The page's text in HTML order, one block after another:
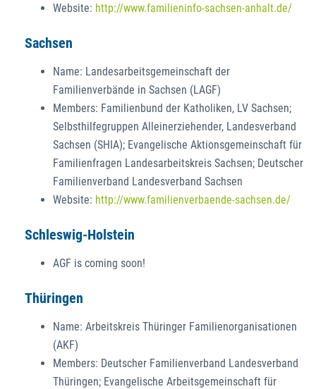
Website: http://www.familieninfo-sachsen-anhalt.de/
Sachsen
Name: Landesarbeitsgemeinschaft der
Familienverbände in Sachsen (LAGF)
Members: Familienbund der Katholiken, LV Sachsen;
Selbsthilfegruppen Alleinerziehender, Landesverband
Sachsen (SHIA); Evangelische Aktionsgemeinschaft für
Familienfragen Landesarbeitskreis Sachsen; Deutscher
Familienverband Landesverband Sachsen
Website: http://www.familienverbaende-sachsen.de/
Schleswig-Holstein
AGF is coming soon!
Thüringen
Name: Arbeitskreis Thüringer Familienorganisationen
(AKF)
Members: Deutscher Familienverband Landesverband
Thüringen; Evangelische Arbeitsgemeinschaft für